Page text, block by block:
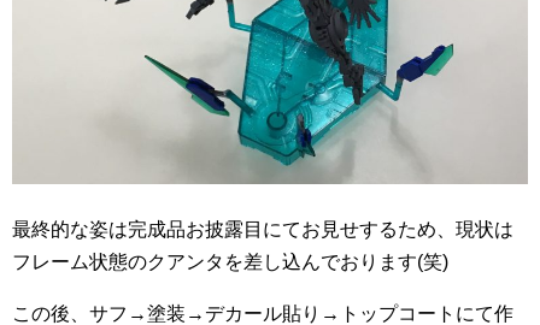
最終的な姿は完成品お披露目にてお見せするため、現状は
フレーム状態のクアンタを差し込んでおります(笑)
この後、サフ→塗装→デカール貼り→トップコートにて作